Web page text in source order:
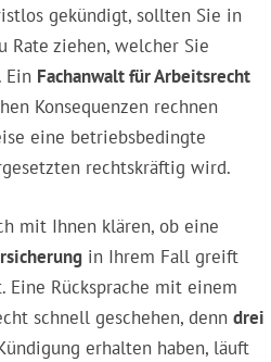
gekündigt, sollten Sie in
Rate ziehen, welcher Sie
Ein Fachanwalt für Arbeitsrecht
Konsequenzen rechnen
eine betriebsbedingte
rechtskräftig wird.
mit Ihnen klären, ob eine
in Ihrem Fall greift
Eine Rücksprache mit einem
schnell geschehen, denn drei
erhalten haben, läuft